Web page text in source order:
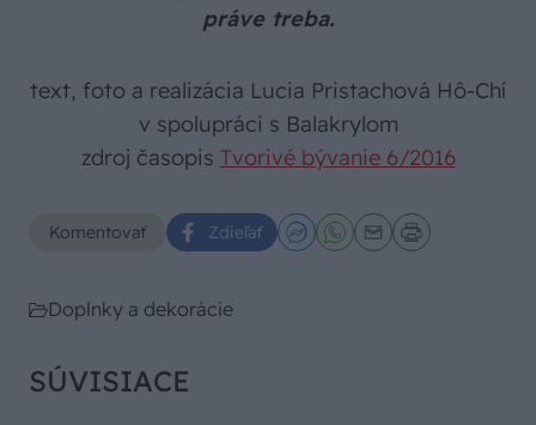
práve treba.
text, foto a realizácia Lucia Pristachová Hô-Chí
v spolupráci s Balakrylom
zdroj časopis Tvorivé bývanie 6/2016
Komentovať Zdieľať
Doplnky a dekorácie
SÚVISIACE